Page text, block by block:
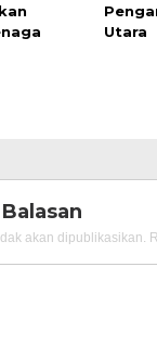
Utara
akan dipublikasikan.